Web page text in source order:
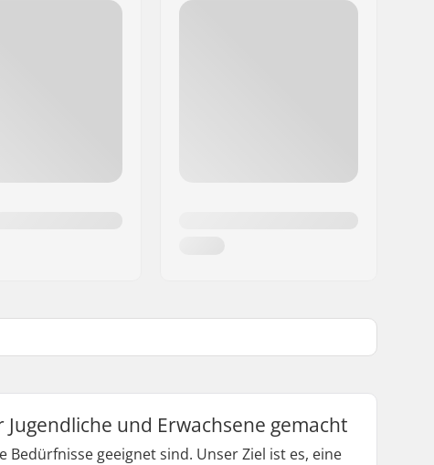
und Erwachsene gemacht
geeignet sind. Unser Ziel ist es, eine